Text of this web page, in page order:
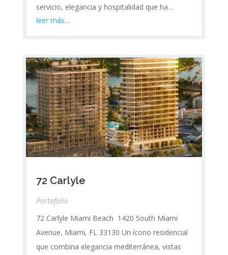
servicio, elegancia y hospitalidad que ha…
leer más…
72 Carlyle
Portafolio
72 Carlyle Miami Beach 1420 South Miami
Avenue, Miami, FL 33130 Un ícono residencial
que combina elegancia mediterránea, vistas